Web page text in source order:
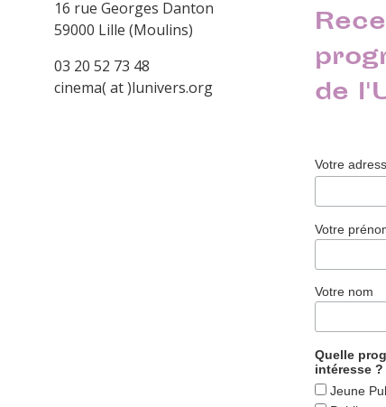
16 rue Georges Danton
59000 Lille (Moulins)
03 20 52 73 48
cinema( at )lunivers.org
de
Votre
Votre
Votre nom
Quelle
intéresse ?
Jeune